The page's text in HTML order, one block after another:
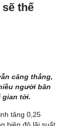
thế
căng thẳng,
người băn
gian tới.
tăng 0,25